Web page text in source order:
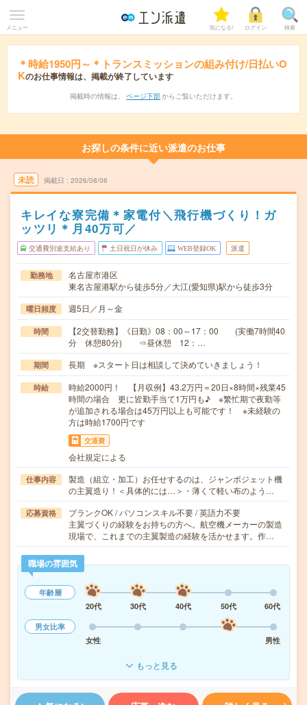
メニュー 気になる! ログイン 検索
＊時給1950円～＊トランスミッションの組み付け/日払いO
Kのお仕事情報は、掲載が終了しています
掲載時の情報は、 ページ下部 からご覧いただけます。
お探しの条件に近い派遣のお仕事
未読 掲載日 2026/08/06
キレイな寮完備＊家電付＼飛行機づくり！ガ
ッツリ＊月40万可／
交通費別途支給あり 土日祝日が休み WEB登録OK 派遣
勤務地
名古屋市港区
東名古屋港駅から徒歩5分／大江(愛知県)駅から徒歩3分
曜日頻度 週5日／月～金
時間
【2交替勤務】《日勤》08：00～17：00 (実働7時間40
分 休憩80分) ⇒昼休憩 12：…
期間 長期 ※スタート日は相談して決めていきましょう！
時給
時給2000円！ 【月収例】43.2万円＝20日×8時間×残業45
時間の場合 更に皆勤手当て1万円も♪ ※繁忙期で夜勤等
が追加される場合は45万円以上も可能です！ ※未経験の
方は時給1700円です
交通費
会社規定による
仕事内容
製造（組立・加工）お任せするのは、ジャンボジェット機
の主翼造り！＜具体的には…＞・薄くて軽い布のよう…
応募資格
ブランクOK / パソコンスキル不要 / 英語力不要
主翼づくりの経験をお持ちの方へ。航空機メーカーの製造
現場で、これまでの主翼製造の経験を活かせます。作…
職場の雰囲気
年齢層
20代
30代 40代 50代
60代
男女比率
女性
男性
もっと見る